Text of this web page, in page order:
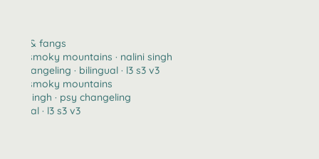
claws & fangs
2123 · smoky mountains · nalini singh
psy changeling · bilingual · l3 s3 v3
2123 · smoky mountains
nalini singh · psy changeling
bilingual · l3 s3 v3